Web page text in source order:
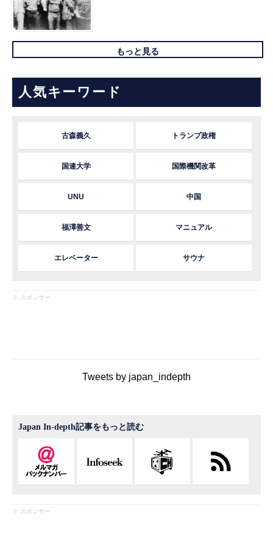
もっと見る
人気キーワード
古森義久 トランプ政権
国連大学 国際機関改革
UNU 中国
福澤善文 マニュアル
エレベーター サウナ
※ スポンサー
Tweets by japan_indepth
Japan In-depth記事をもっと読む
※ スポンサー